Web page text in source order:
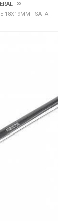
18X19MM - SATA